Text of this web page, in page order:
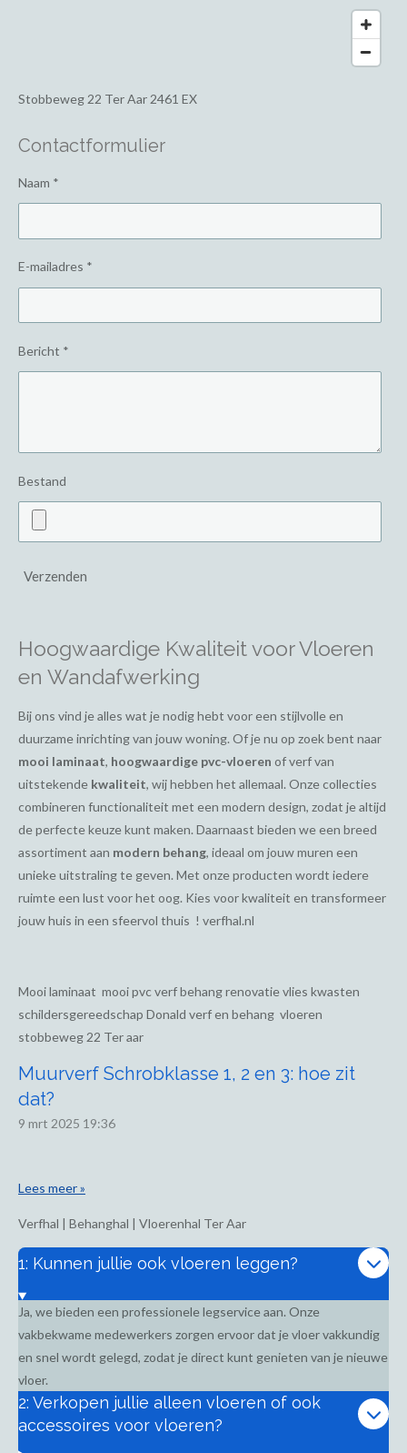
Stobbeweg 22 Ter Aar 2461 EX
Contactformulier
Naam *
E-mailadres *
Bericht *
Bestand
Verzenden
Hoogwaardige Kwaliteit voor Vloeren
en Wandafwerking
Bij ons vind je alles wat je nodig hebt voor een stijlvolle en
duurzame inrichting van jouw woning. Of je nu op zoek bent naar
mooi laminaat, hoogwaardige pvc-vloeren of verf van
uitstekende kwaliteit, wij hebben het allemaal. Onze collecties
combineren functionaliteit met een modern design, zodat je altijd
de perfecte keuze kunt maken. Daarnaast bieden we een breed
assortiment aan modern behang, ideaal om jouw muren een
unieke uitstraling te geven. Met onze producten wordt iedere
ruimte een lust voor het oog. Kies voor kwaliteit en transformeer
jouw huis in een sfeervol thuis ! verfhal.nl
Mooi laminaat mooi pvc verf behang renovatie vlies kwasten
schildersgereedschap Donald verf en behang vloeren
stobbeweg 22 Ter aar
Muurverf Schrobklasse 1, 2 en 3: hoe zit
dat?
9 mrt 2025 19:36
Lees meer »
Verfhal | Behanghal | Vloerenhal Ter Aar
1: Kunnen jullie ook vloeren leggen?
Ja, we bieden een professionele legservice aan. Onze
vakbekwame medewerkers zorgen ervoor dat je vloer vakkundig
en snel wordt gelegd, zodat je direct kunt genieten van je nieuwe
vloer.
2: Verkopen jullie alleen vloeren of ook
accessoires voor vloeren?